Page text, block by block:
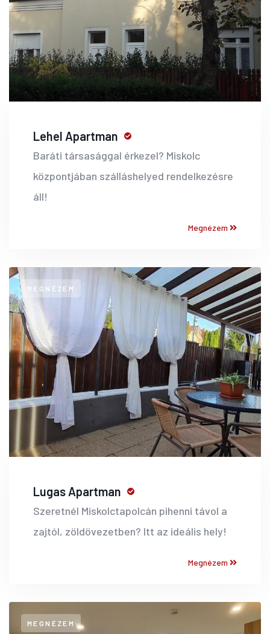
Lehel Apartman
Baráti társasággal érkezel? Miskolc
központjában szálláshelyed rendelkezésre
áll!
Megnézem
MEGNÉZEM
Lugas Apartman
Szeretnél Miskolctapolcán pihenni távol a
zajtól, zöldövezetben? Itt az ideális hely!
Megnézem
MEGNÉZEM